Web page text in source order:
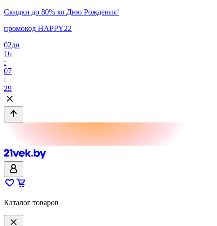
Скидки до 80% ко Дню Рождения!
промокод HAPPY22
02дн
16
:
07
:
29
Каталог товаров